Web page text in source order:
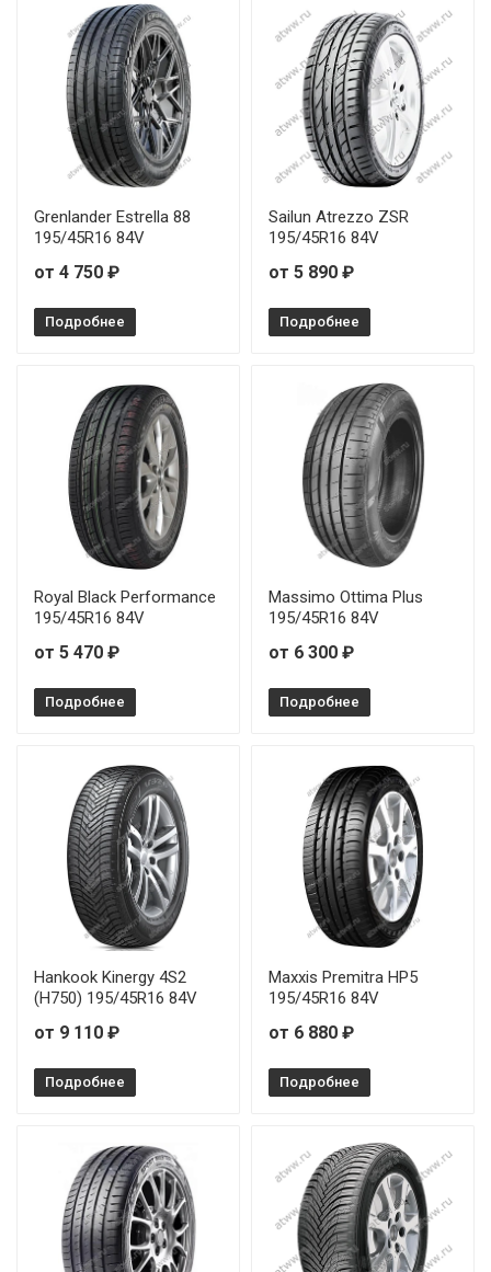
Grenlander Estrella 88
195/45R16 84V
от 4 750 ₽
Подробнее
Sailun Atrezzo ZSR
195/45R16 84V
от 5 890 ₽
Подробнее
Royal Black Performance
195/45R16 84V
от 5 470 ₽
Подробнее
Massimo Ottima Plus
195/45R16 84V
от 6 300 ₽
Подробнее
Hankook Kinergy 4S2
(H750) 195/45R16 84V
от 9 110 ₽
Подробнее
Maxxis Premitra HP5
195/45R16 84V
от 6 880 ₽
Подробнее